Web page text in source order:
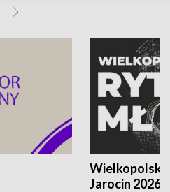
Jarocin 2026